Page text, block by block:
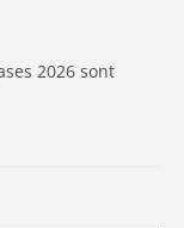
2026 sont